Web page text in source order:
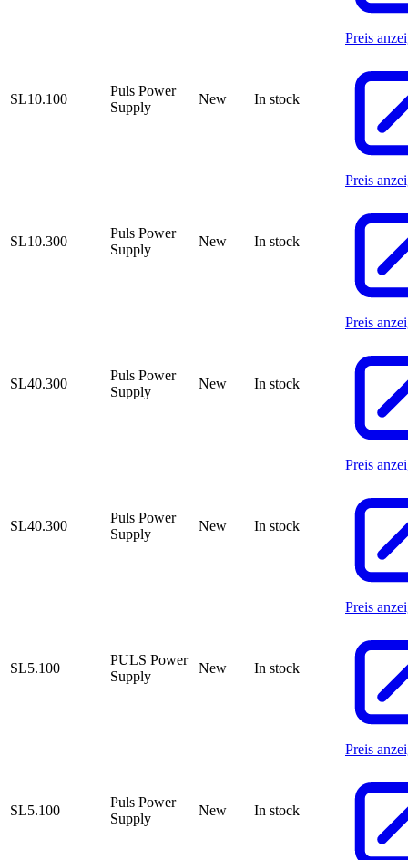
SL10.100
Puls Power
Supply
New In stock
Preis
SL10.300
Puls Power
Supply
New In stock
Preis
SL40.300
Puls Power
Supply
New In stock
Preis
SL40.300
Puls Power
Supply
New In stock
Preis
SL5.100
PULS Power
Supply
New In stock
Preis
SL5.100
Puls Power
Supply
New In stock
Preis